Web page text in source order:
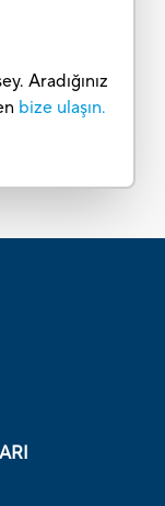
Aradığınız
bize ulaşın.